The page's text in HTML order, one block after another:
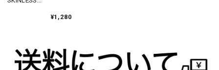
【パンパンガスタイ
¥1,280